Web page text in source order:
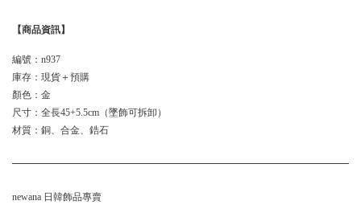
【商品資訊】
編號：n937
庫存：現貨＋預購
顏色：金
尺寸：全長45+5.5cm（墜飾可拆卸）
材質：銅、合金、鋯石
newana 日韓飾品專賣